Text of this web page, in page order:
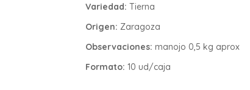
Variedad: Tierna
Origen: Zaragoza
Observaciones: manojo 0,5 kg aprox
Formato: 10 ud/caja